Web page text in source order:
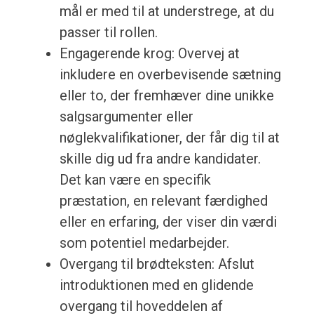
mål er med til at understrege, at du
passer til rollen.
Engagerende krog: Overvej at
inkludere en overbevisende sætning
eller to, der fremhæver dine unikke
salgsargumenter eller
nøglekvalifikationer, der får dig til at
skille dig ud fra andre kandidater.
Det kan være en specifik
præstation, en relevant færdighed
eller en erfaring, der viser din værdi
som potentiel medarbejder.
Overgang til brødteksten: Afslut
introduktionen med en glidende
overgang til hoveddelen af